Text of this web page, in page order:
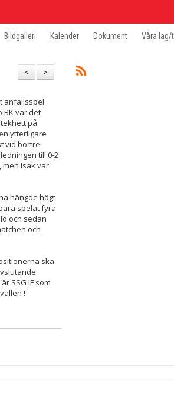
Bildgalleri Kalender Dokument Våra lag/
>
<
anfallsspel
BK var det
på
ytterligare
vid bortre
till 0-2
Isak var
hängde högt
spelat fyra
och sedan
och
ska
SSG IF som
!